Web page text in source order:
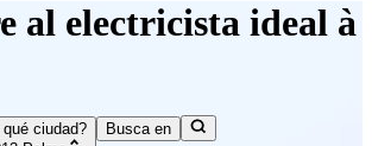
al electricista ideal à
ciudad?
Busca en